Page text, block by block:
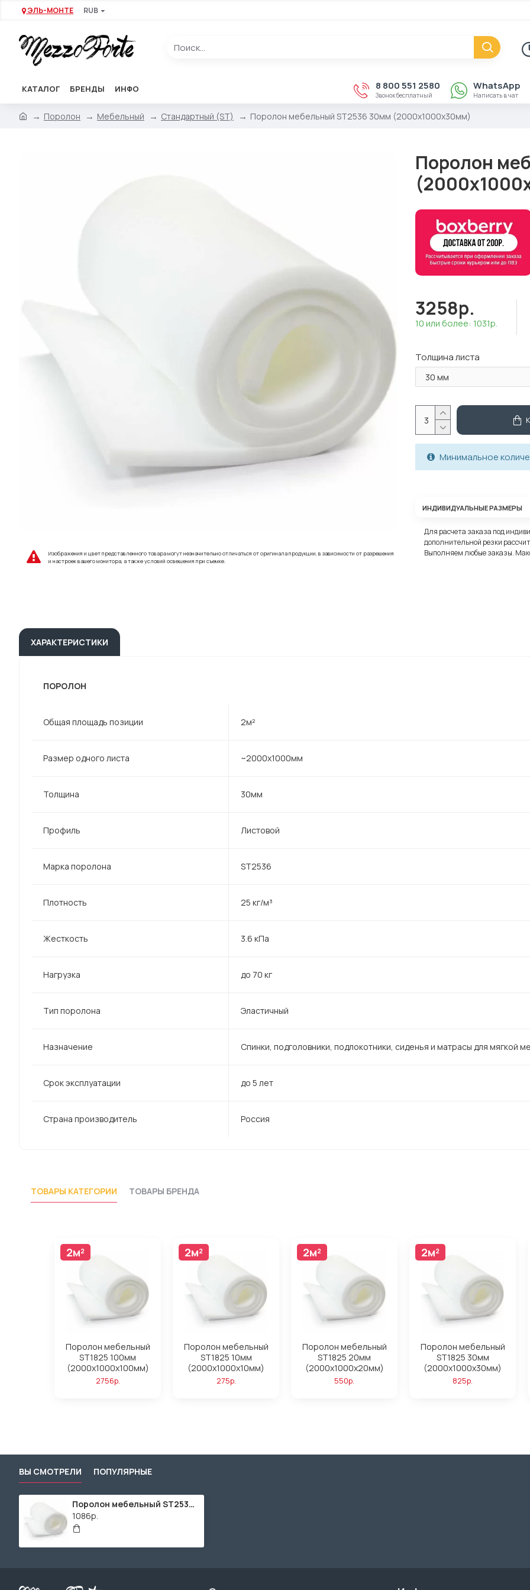
ЭЛЬ-МОНТЕ RUB
КАТАЛОГ БРЕНДЫ ИНФО 8 800 551 2580
Звонок бесплатный
WhatsApp
Написать в чат
Поролон Мебельный Стандартный (ST) Поролон мебельный ST2536 30мм (2000x1000x30мм)
Изображения и цвет представленного товара могут незначительно отличаться от оригинала продукции, в зависимости от разрешения
и настроек вашего монитора, а также условий освещения при съемке.
Поролон
3258р.
10 или более: 1031р.
Толщина листа
Минимальное
ИНДИВИДУАЛЬНЫЕ РАЗМЕРЫ
Для расчета заказа под
дополнительной резки
Выполняем любые заказы.
ХАРАКТЕРИСТИКИ
ПОРОЛОН
Общая площадь позиции 2м²
Размер одного листа ~2000х1000мм
Толщина 30мм
Профиль Листовой
Марка поролона ST2536
Плотность 25 кг/м³
Жесткость 3.6 кПа
Нагрузка до 70 кг
Тип поролона Эластичный
Назначение Спинки, подголовники, подлокотники, сиденья и матрасы для мягкой
Срок эксплуатации до 5 лет
Страна производитель Россия
ТОВАРЫ КАТЕГОРИИ ТОВАРЫ БРЕНДА
2м²
Поролон мебельный
ST1825 100мм
(2000x1000x100мм)
2756р.
2м²
Поролон мебельный
ST1825 10мм
(2000x1000x10мм)
275р.
2м²
Поролон мебельный
ST1825 20мм
(2000x1000x20мм)
550р.
2м²
Поролон мебельный
ST1825 30мм
(2000x1000x30мм)
825р.
ВЫ СМОТРЕЛИ ПОПУЛЯРНЫЕ
Поролон мебельный ST2536 30мм (2000x1000x30мм)
1086р.